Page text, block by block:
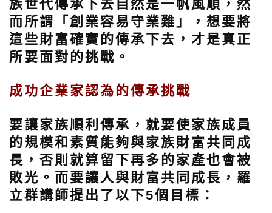
族世代傳承下去自然是一帆風順，然
而所謂「創業容易守業難」，想要將
這些財富確實的傳承下去，才是真正
所要面對的挑戰。
成功企業家認為的傳承挑戰
要讓家族順利傳承，就要使家族成員
的規模和素質能夠與家族財富共同成
長，否則就算留下再多的家產也會被
敗光。而要讓人與財富共同成長，羅
立群講師提出了以下5個目標：